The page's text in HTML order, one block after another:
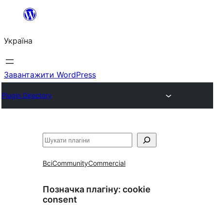
Перейти
вмісту
Україна
Завантажити WordPress
Plugin Directory
Пошук
ВсіCommunityCommercial
Позначка плагіну: cookie
consent